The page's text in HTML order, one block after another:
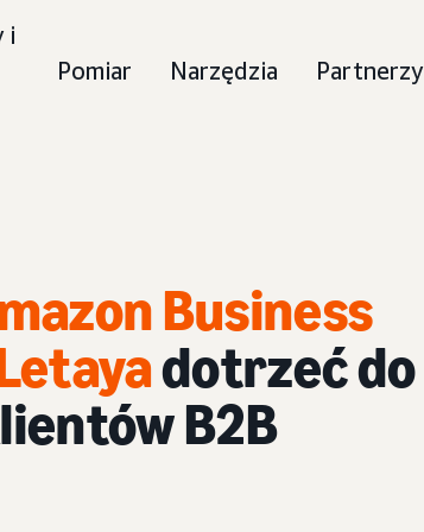
i
Pomiar Narzędzia Partnerzy
Business
dotrzeć do
B2B